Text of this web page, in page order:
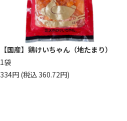
【国産】鶏けいちゃん（地たまり）
1袋
334円 (税込 360.72円)